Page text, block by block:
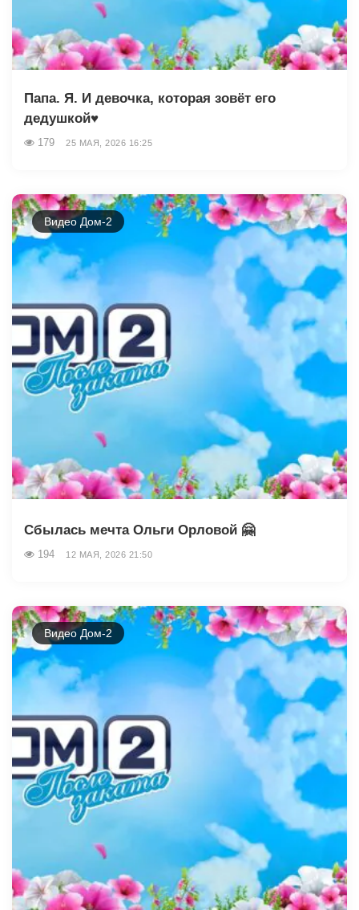
Папа. Я. И девочка, которая зовёт его
дедушкой♥️
179 25 МАЯ, 2026 16:25
Видео Дом-2
Сбылась мечта Ольги Орловой 🤗
194 12 МАЯ, 2026 21:50
Видео Дом-2